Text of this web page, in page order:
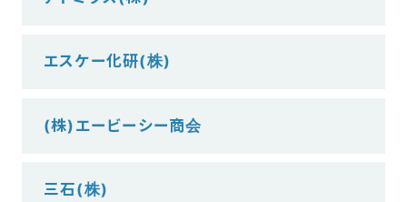
エスケー化研(株)
(株)エービーシー商会
三石(株)